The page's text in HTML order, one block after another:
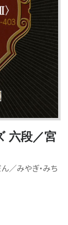
六段／宮
／みやぎ・みち